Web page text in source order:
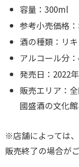
容量：300ml
参考小売価格：
酒の種類：リ
アルコール分
発売日：2022
販売エリア：
國盛酒の文化
※店舗によっては
販売終了の場合がご